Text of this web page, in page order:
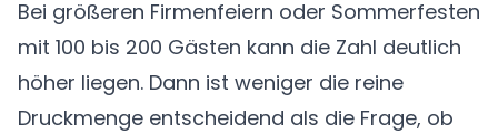
Bei größeren Firmenfeiern oder Sommerfesten
mit 100 bis 200 Gästen kann die Zahl deutlich
höher liegen. Dann ist weniger die reine
Druckmenge entscheidend als die Frage, ob